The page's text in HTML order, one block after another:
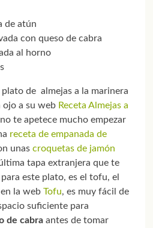
de atún
con queso de cabra
al horno
de almejas a la marinera
ojo a su web Receta Almejas a
te apetece mucho empezar
receta de empanada de
unas croquetas de jamón
tapa extranjera que te
este plato, es el tofu, el
la web Tofu, es muy fácil de
suficiente para
de cabraantes de tomar